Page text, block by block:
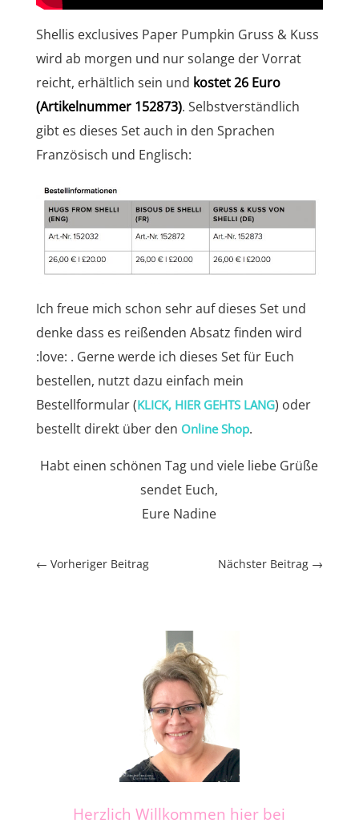
Shellis exclusives Paper Pumpkin Gruss & Kuss
wird ab morgen und nur solange der Vorrat
reicht, erhältlich sein und kostet 26 Euro
(Artikelnummer 152873). Selbstverständlich
gibt es dieses Set auch in den Sprachen
Französisch und Englisch:
Ich freue mich schon sehr auf dieses Set und
denke dass es reißenden Absatz finden wird
:love: . Gerne werde ich dieses Set für Euch
bestellen, nutzt dazu einfach mein
Bestellformular (KLICK, HIER GEHTS LANG) oder
bestellt direkt über den Online Shop.
Habt einen schönen Tag und viele liebe Grüße
sendet Euch,
Eure Nadine
← Vorheriger Beitrag Nächster Beitrag →
Herzlich Willkommen hier bei